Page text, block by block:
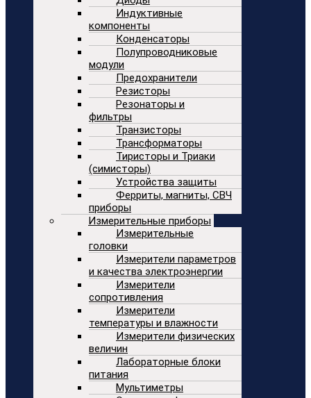
Индуктивные
компоненты
Конденсаторы
Полупроводниковые
модули
Предохранители
Резисторы
Резонаторы и
фильтры
Транзисторы
Трансформаторы
Тиристоры и Триаки
(симисторы)
Устройства защиты
Ферриты, магниты, СВЧ
приборы
Измерительные приборы
Измерительные
головки
Измерители параметров
и качества электроэнергии
Измерители
сопротивления
Измерители
температуры и влажности
Измерители физических
величин
Лабораторные блоки
питания
Мультиметры